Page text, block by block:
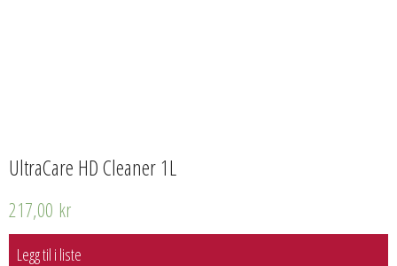
UltraCare HD Cleaner 1L
217,00 kr
Legg til i liste